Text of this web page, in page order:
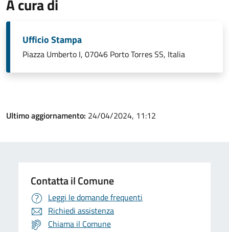
A cura di
Ufficio Stampa
Piazza Umberto I, 07046 Porto Torres SS, Italia
Ultimo aggiornamento: 24/04/2024, 11:12
Contatta il Comune
Leggi le domande frequenti
Richiedi assistenza
Chiama il Comune